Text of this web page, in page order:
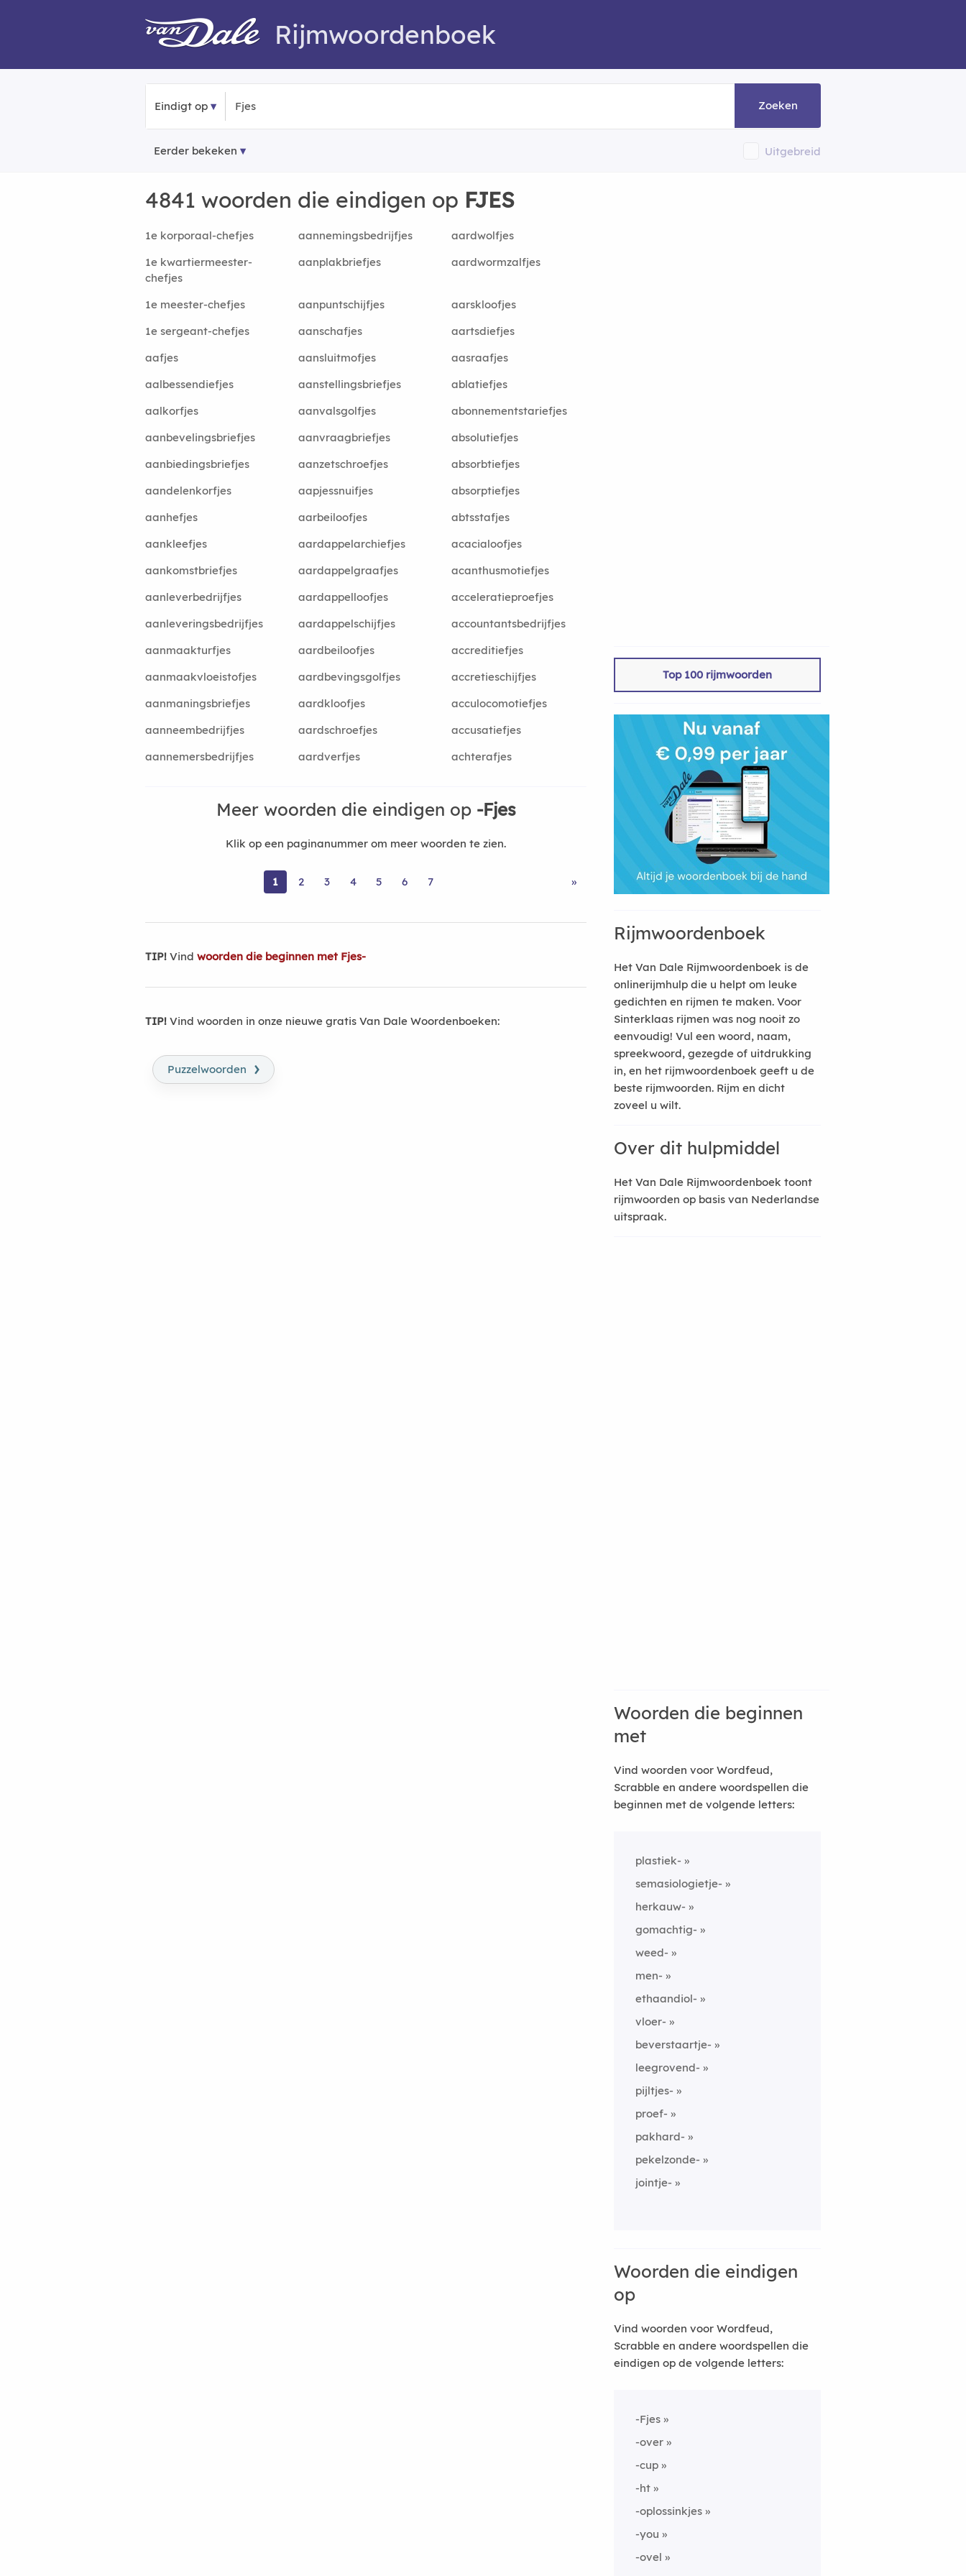
Rijmwoordenboek
Eindigt op Zoeken
Eerder bekeken Uitgebreid
4841 woorden die eindigen op FJES
1e korporaal-chefjes aannemingsbedrijfjes
aardwolfjes
1e kwartiermeester-
chefjes
aanplakbriefjes aardwormzalfjes
1e meester-chefjes aanpuntschijfjes
aarskloofjes
1e sergeant-chefjes
aanschafjes
aartsdiefjes
aafjes
aansluitmofjes
aasraafjes
aalbessendiefjes
aanstellingsbriefjes
ablatiefjes
aalkorfjes
aanvalsgolfjes
abonnementstariefjes
aanbevelingsbriefjes
aanvraagbriefjes
absolutiefjes
aanbiedingsbriefjes
aanzetschroefjes
absorbtiefjes
aandelenkorfjes
aapjessnuifjes
absorptiefjes
aanhefjes
aarbeiloofjes
abtsstafjes
aankleefjes
aardappelarchiefjes
acacialoofjes
aankomstbriefjes
aardappelgraafjes
acanthusmotiefjes
aanleverbedrijfjes
aardappelloofjes
acceleratieproefjes
aanleveringsbedrijfjes
aardappelschijfjes
accountantsbedrijfjes
aanmaakturfjes
aardbeiloofjes
accreditiefjes
aanmaakvloeistofjes
aardbevingsgolfjes
accretieschijfjes
aanmaningsbriefjes
aardkloofjes
acculocomotiefjes
aanneembedrijfjes
aardschroefjes
accusatiefjes
aannemersbedrijfjes
aardverfjes achterafjes
Meer woorden die eindigen op -Fjes
Klik op een paginanummer om meer woorden te zien.
1 2 3 4 5 6 7 »
TIP! Vind woorden die beginnen met Fjes-
TIP! Vind woorden in onze nieuwe gratis Van Dale Woordenboeken:
Puzzelwoorden ›
Top 100 rijmwoorden
Rijmwoordenboek
Het Van Dale Rijmwoordenboek is de
onlinerijmhulp die u helpt om leuke
gedichten en rijmen te maken. Voor
Sinterklaas rijmen was nog nooit zo
eenvoudig! Vul een woord, naam,
spreekwoord, gezegde of uitdrukking
in, en het rijmwoordenboek geeft u de
beste rijmwoorden. Rijm en dicht
zoveel u wilt.
Over dit hulpmiddel
Het Van Dale Rijmwoordenboek toont
rijmwoorden op basis van Nederlandse
uitspraak.
Woorden die beginnen
met
Vind woorden voor Wordfeud,
Scrabble en andere woordspellen die
beginnen met de volgende letters:
plastiek-
semasiologietje-
herkauw-
gomachtig-
weed-
men-
ethaandiol-
vloer-
beverstaartje-
leegrovend-
pijltjes-
proef-
pakhard-
pekelzonde-
jointje-
Woorden die eindigen
op
Vind woorden voor Wordfeud,
Scrabble en andere woordspellen die
eindigen op de volgende letters:
-Fjes
-over
-cup
-ht
-oplossinkjes
-you
-ovel